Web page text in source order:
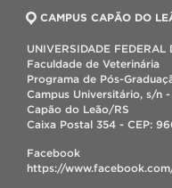
CAMPUS CAPÃO DO
UNIVERSIDADE FEDERAL
Faculdade de Veterinária
Programa de Pós-
Campus Universitário, s/n -
Capão do Leão/RS
Caixa Postal 354 - CEP:
Facebook
https://